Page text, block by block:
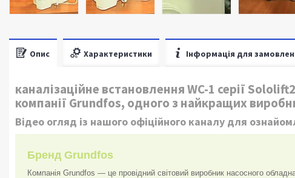
Опис Характеристики Інформація для
каналізаційне встановлення WC-1 серії
компанії Grundfos, одного з найкращих
Відео огляд із нашого офіційного каналу для
Бренд Grundfos
Компанія Grundfos — це провідний світовий виробник насосного